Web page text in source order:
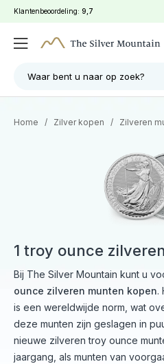
Klantenbeoordeling: 9,7
Waar bent u naar op zoek?
Home / Zilver kopen / Zilveren
1 troy ounce
Bij The Silver Mountain kunt u
ounce zilveren munten kopen.
is een wereldwijde norm, wat
deze munten zijn geslagen in
nieuwe zilveren troy ounce
jaargang, als munten van